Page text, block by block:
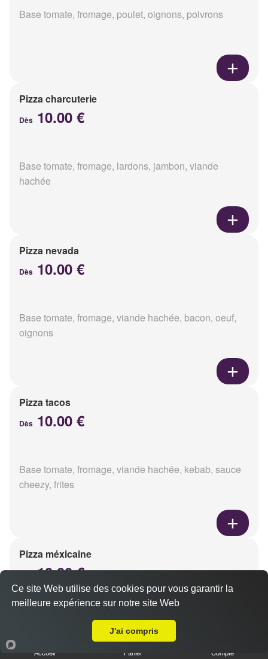
Base tomate, fromage, poulet, oignons, poivrons
Pizza charcuterie
Dès 10.00 €
Base tomate, fromage, lardons, jambon, viande
hachée
Pizza nevada
Dès 10.00 €
Base tomate, fromage, viande hachée, bacon, oeuf,
oignons
Pizza tacos
Dès 10.00 €
Base tomate, fromage, viande hachée, kebab, sauce
cheezy, frites
Pizza méxicaine
10.00 €
Base sauce barbecue, fromage, viande hachée,
Accueil Panier Compte
Ce site Web utilise des cookies pour vous garantir la
meilleure expérience sur notre site Web
J'ai compris